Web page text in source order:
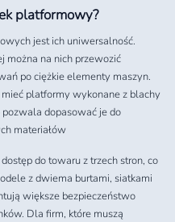
platformowy?
jest ich uniwersalność.
można na nich przewozić
po ciężkie elementy maszyn.
platformy wykonane z blachy
dopasować je do
materiałów
do towaru z trzech stron, co
z dwiema burtami, siatkami
większe bezpieczeństwo
Dla firm, które muszą